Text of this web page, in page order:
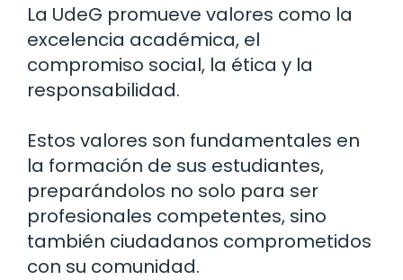
La UdeG promueve valores como la
excelencia académica, el
compromiso social, la ética y la
responsabilidad.
Estos valores son fundamentales en
la formación de sus estudiantes,
preparándolos no solo para ser
profesionales competentes, sino
también ciudadanos comprometidos
con su comunidad.